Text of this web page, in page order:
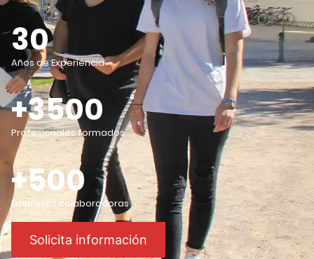
30
Años de Experiencia
+3500
Profesionales formados
+500
Empresas colaboradoras
Solicita información